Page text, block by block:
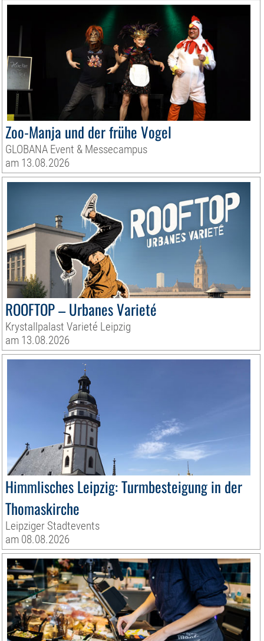
Zoo-Manja und der frühe Vogel
GLOBANA Event & Messecampus
am 13.08.2026
ROOFTOP – Urbanes Varieté
Krystallpalast Varieté Leipzig
am 13.08.2026
Himmlisches Leipzig: Turmbesteigung in der
Thomaskirche
Leipziger Stadtevents
am 08.08.2026